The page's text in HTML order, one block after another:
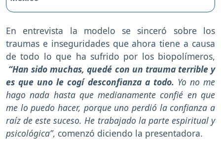
En entrevista la modelo se sinceró sobre los
traumas e inseguridades que ahora tiene a causa
de todo lo que ha sufrido por los biopolímeros,
“Han sido muchas, quedé con un trauma terrible y
es que uno le cogí desconfianza a todo. Yo no me
hago nada hasta que medianamente confié en que
me lo puedo hacer, porque uno perdió la confianza a
raíz de este suceso. He trabajado la parte espiritual y
psicológica”, comenzó diciendo la presentadora.